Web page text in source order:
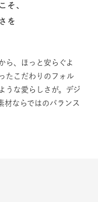
そ、
を
ら、ほっと安らぐよ
たこだわりのフォル
うな愛らしさが。デジ
材ならではのバランス